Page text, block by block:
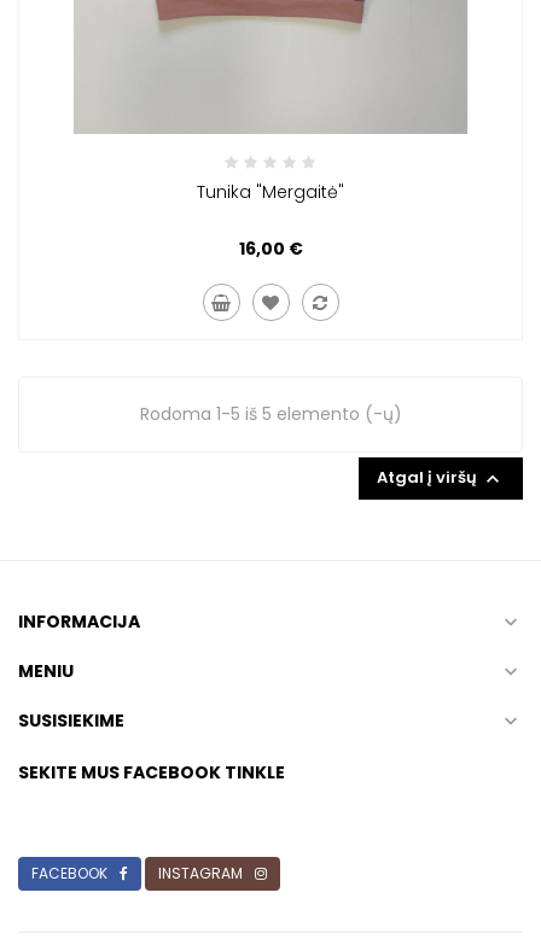
Tunika "Mergaitė"
16,00 €
Rodoma 1-5 iš 5 elemento (-ų)
Atgal į viršų 
INFORMACIJA

MENIU

SUSISIEKIME

SEKITE MUS FACEBOOK TINKLE
FACEBOOK INSTAGRAM